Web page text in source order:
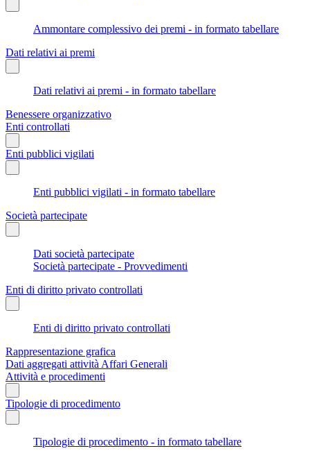
Ammontare complessivo dei premi - in formato tabellare
Dati relativi ai premi
Dati relativi ai premi - in formato tabellare
Benessere organizzativo
Enti controllati
Enti pubblici vigilati
Enti pubblici vigilati - in formato tabellare
Società partecipate
Dati società partecipate
Società partecipate - Provvedimenti
Enti di diritto privato controllati
Enti di diritto privato controllati
Rappresentazione grafica
Dati aggregati attività Affari Generali
Attività e procedimenti
Tipologie di procedimento
Tipologie di procedimento - in formato tabellare